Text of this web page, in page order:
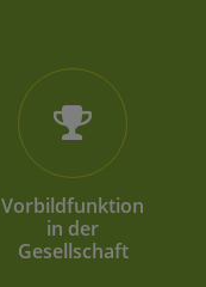
Vorbildfunktion
in der
Gesellschaft